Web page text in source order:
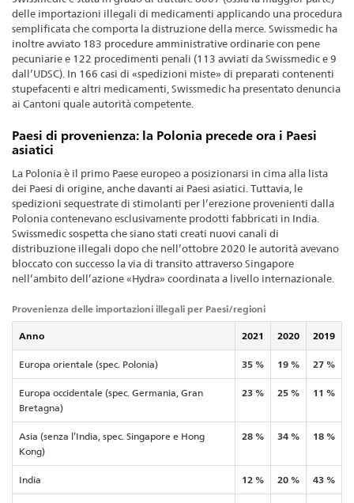
delle importazioni illegali di medicamenti applicando una procedura
semplificata che comporta la distruzione della merce. Swissmedic ha
inoltre avviato 183 procedure amministrative ordinarie con pene
pecuniarie e 122 procedimenti penali (113 avviati da Swissmedic e 9
dall’UDSC). In 166 casi di «spedizioni miste» di preparati contenenti
stupefacenti e altri medicamenti, Swissmedic ha presentato denuncia
ai Cantoni quale autorità competente.
Paesi di provenienza: la Polonia precede ora i Paesi
asiatici
La Polonia è il primo Paese europeo a posizionarsi in cima alla lista
dei Paesi di origine, anche davanti ai Paesi asiatici. Tuttavia, le
spedizioni sequestrate di stimolanti per l’erezione provenienti dalla
Polonia contenevano esclusivamente prodotti fabbricati in India.
Swissmedic sospetta che siano stati creati nuovi canali di
distribuzione illegali dopo che nell’ottobre 2020 le autorità avevano
bloccato con successo la via di transito attraverso Singapore
nell’ambito dell’azione «Hydra» coordinata a livello internazionale.
Provenienza delle importazioni illegali per Paesi/regioni
Anno 2021 2020 2019
Europa orientale (spec. Polonia) 35 % 19 % 27 %
Europa occidentale (spec. Germania, Gran
Bretagna)
23 % 25 % 11 %
Asia (senza l’India, spec. Singapore e Hong
Kong)
28 % 34 % 18 %
India 12 % 20 % 43 %